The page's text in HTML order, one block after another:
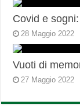
Covid e
28 Maggio 2022
Vuoti di
27 Maggio 2022